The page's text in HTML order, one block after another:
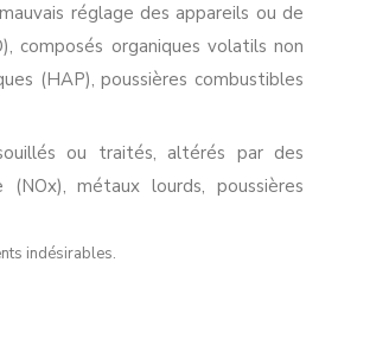
réglage des appareils ou de
composés organiques volatils non
(HAP), poussières combustibles
ou traités, altérés par des
métaux lourds, poussières
indésirables.